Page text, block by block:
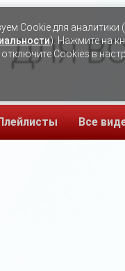
ДЛЯ
Все
Сookie для аналитики (
). Нажмите на
отключите Cookies в